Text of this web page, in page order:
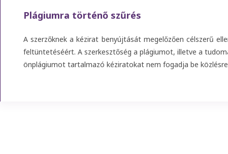
Plágiumra történő szűrés
A szerzőknek a kézirat benyújtását megelőzően célszerű
feltüntetéséért. A szerkesztőség a plágiumot, illetve a
önplágiumot tartalmazó kéziratokat nem fogadja be